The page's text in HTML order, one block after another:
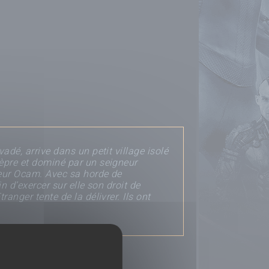
arrive dans un petit village isolé
et dominé par un seigneur
Ocam. Avec sa horde de
d’exercer sur elle son droit de
tente de la délivrer. Ils ont